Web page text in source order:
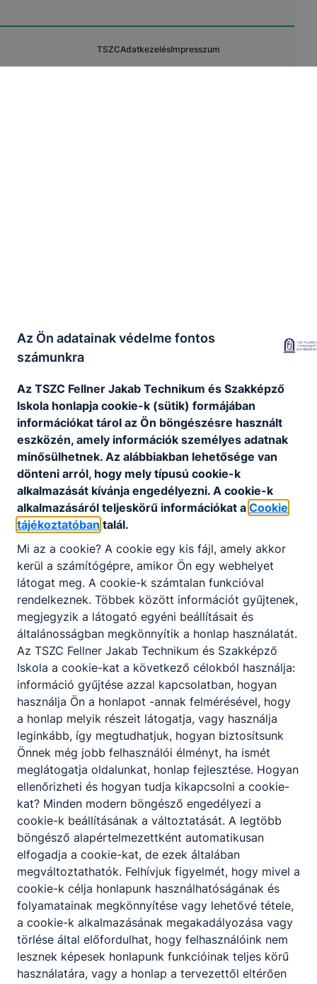
TSZCAdatkezelésImpresszum
Az Ön adatainak védelme fontos
számunkra
Az TSZC Fellner Jakab Technikum és Szakképző
Iskola honlapja cookie-k (sütik) formájában
információkat tárol az Ön böngészésre használt
eszközén, amely információk személyes adatnak
minősülhetnek. Az alábbiakban lehetősége van
dönteni arról, hogy mely típusú cookie-k
alkalmazását kívánja engedélyezni. A cookie-k
alkalmazásáról teljeskörű információkat a Cookie
tájékoztatóban talál.
Mi az a cookie? A cookie egy kis fájl, amely akkor
kerül a számítógépre, amikor Ön egy webhelyet
látogat meg. A cookie-k számtalan funkcióval
rendelkeznek. Többek között információt gyűjtenek,
megjegyzik a látogató egyéni beállításait és
általánosságban megkönnyítik a honlap használatát.
Az TSZC Fellner Jakab Technikum és Szakképző
Iskola a cookie-kat a következő célokból használja:
információ gyűjtése azzal kapcsolatban, hogyan
használja Ön a honlapot -annak felmérésével, hogy
a honlap melyik részeit látogatja, vagy használja
leginkább, így megtudhatjuk, hogyan biztosítsunk
Önnek még jobb felhasználói élményt, ha ismét
meglátogatja oldalunkat, honlap fejlesztése. Hogyan
ellenőrizheti és hogyan tudja kikapcsolni a cookie-
kat? Minden modern böngésző engedélyezi a
cookie-k beállításának a változtatását. A legtöbb
böngésző alapértelmezettként automatikusan
elfogadja a cookie-kat, de ezek általában
megváltoztathatók. Felhívjuk figyelmét, hogy mivel a
cookie-k célja honlapunk használhatóságának és
folyamatainak megkönnyítése vagy lehetővé tétele,
a cookie-k alkalmazásának megakadályozása vagy
törlése által előfordulhat, hogy felhasználóink nem
lesznek képesek honlapunk funkcióinak teljes körű
használatára, vagy a honlap a tervezettől eltérően